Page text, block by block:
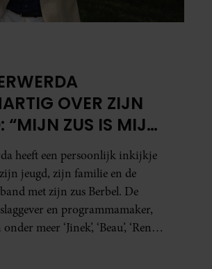
OVER ZIJN
“MIJN ZUS IS MIJN
KOMPAS”
heeft een persoonlijk inkijkje
jeugd, zijn familie en de
met zijn zus Berbel. De
en programmamaker,
meer ‘Jinek’, ‘Beau’, ‘Renze’,